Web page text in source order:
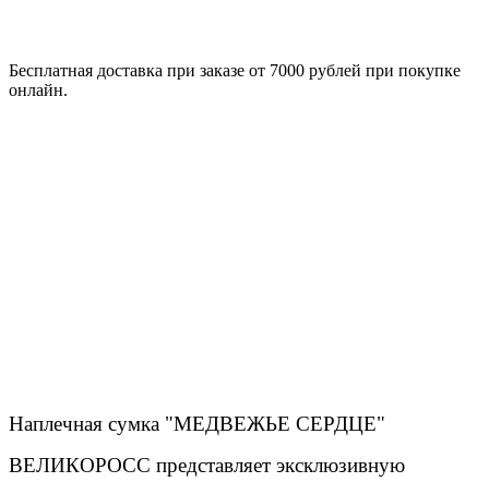
Бесплатная доставка при заказе от 7000 рублей при покупке
онлайн.
Наплечная сумка "МЕДВЕЖЬЕ СЕРДЦЕ"
ВЕЛИКОРОСС представляет эксклюзивную